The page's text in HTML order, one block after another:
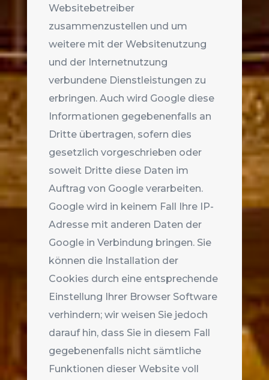
Websitebetreiber
zusammenzustellen und um
weitere mit der Websitenutzung
und der Internetnutzung
verbundene Dienstleistungen zu
erbringen. Auch wird Google diese
Informationen gegebenenfalls an
Dritte übertragen, sofern dies
gesetzlich vorgeschrieben oder
soweit Dritte diese Daten im
Auftrag von Google verarbeiten.
Google wird in keinem Fall Ihre IP-
Adresse mit anderen Daten der
Google in Verbindung bringen. Sie
können die Installation der
Cookies durch eine entsprechende
Einstellung Ihrer Browser Software
verhindern; wir weisen Sie jedoch
darauf hin, dass Sie in diesem Fall
gegebenenfalls nicht sämtliche
Funktionen dieser Website voll